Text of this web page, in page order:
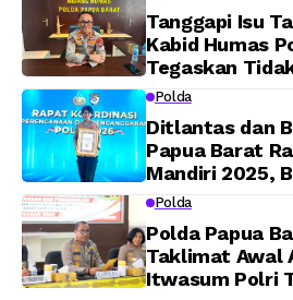
Tanggapi Isu
Kabid Humas
Tegaskan
bagi Oknum
Polda
Ditlantas dan
Papua Barat
Mandiri 2025,
Wujudkan
Polda
Polda Papua
Taklimat Awal
Itwasum Polri